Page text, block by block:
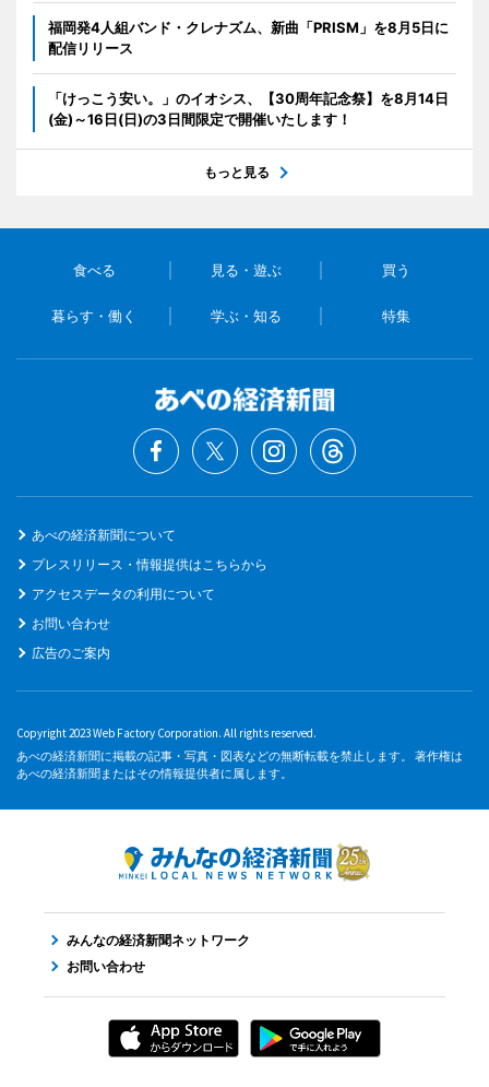
福岡発4人組バンド・クレナズム、新曲「PRISM」を8月5日に
配信リリース
「けっこう安い。」のイオシス、【30周年記念祭】を8月14日
(金)～16日(日)の3日間限定で開催いたします！
もっと見る
食べる 見る・遊ぶ 買う
暮らす・働く 学ぶ・知る 特集
あべの経済新聞について
プレスリリース・情報提供はこちらから
アクセスデータの利用について
お問い合わせ
広告のご案内
Copyright 2023 Web Factory Corporation. All rights reserved.
あべの経済新聞に掲載の記事・写真・図表などの無断転載を禁止します。 著作権は
あべの経済新聞またはその情報提供者に属します。
みんなの経済新聞ネットワーク
お問い合わせ